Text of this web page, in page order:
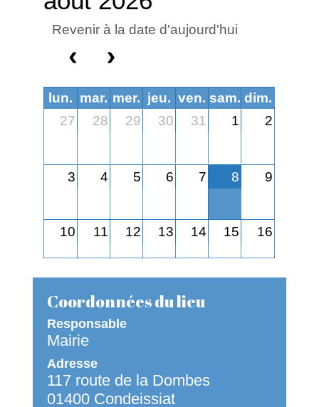
Revenir à la date d'aujourd'hui
lun. mar. mer. jeu. ven. sam. dim.
27
28 29 30 31 1 2
3 4 5 6 7 8 9
10 11 12 13 14 15 16
24
31 1 2 3
Coordonnées du lieu
Responsable
Mairie
Adresse
117 route de la Dombes
01400 Condeissiat